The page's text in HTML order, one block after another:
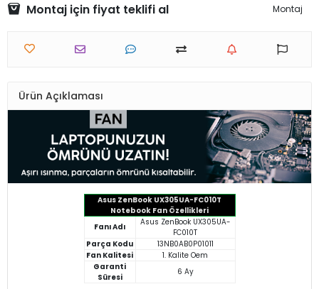
Montaj için fiyat teklifi al Montaj
Ürün Açıklaması
Asus ZenBook UX305UA-FC010T
Notebook Fan Özellikleri
Fanı Adı
Asus ZenBook UX305UA-
FC010T
Parça Kodu
13NB0AB0P01011
Fan Kalitesi
1. Kalite Oem
Garanti
Süresi
6 Ay